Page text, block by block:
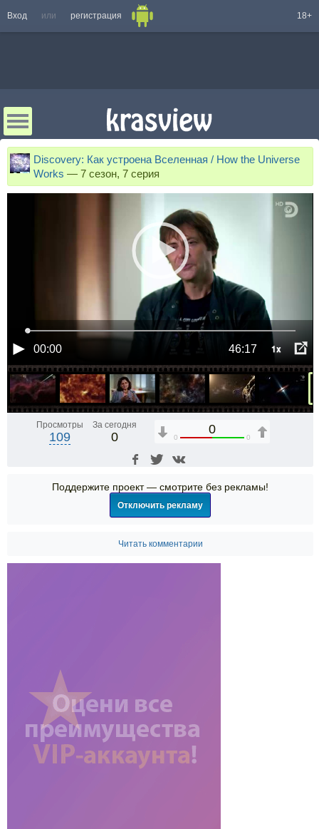
Вход или регистрация 18+
Discovery: Как устроена Вселенная / How the Universe
Works — 7 сезон, 7 серия
00:00 46:17 1x
Просмотры
109
За сегодня
0
0
0 0
Поддержите проект — смотрите без рекламы!
Отключить рекламу
Читать комментарии